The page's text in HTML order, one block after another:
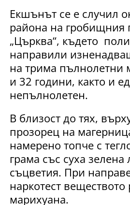
Екшънът се е случил
района на гробищния
„Църква“, където
направили
на трима пълнолетни
и 32 години, както и
непълнолетен.
В близост до тях,
прозорец на
намерено топче с
грама със суха зелена
съцветия. При
наркотест веществото
марихуана.